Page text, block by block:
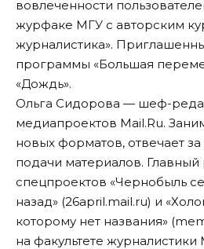
вовлеченности
журфаке МГУ с авторским
журналистика».
программы «Большая
«Дождь».
Ольга Сидорова — шеф-
медиапроектов Mail.Ru.
новых форматов, отвечает за
подачи материалов. Главный
спецпроектов «Чернобыль
назад» (26april.mail.ru) и
которому нет названия»
на факультете журналистики